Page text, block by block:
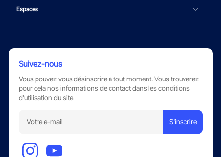
Espaces
Suivez-nous
Vous pouvez vous désinscrire à tout moment. Vous trouverez
pour cela nos informations de contact dans les conditions
d'utilisation du site.
S'inscrire